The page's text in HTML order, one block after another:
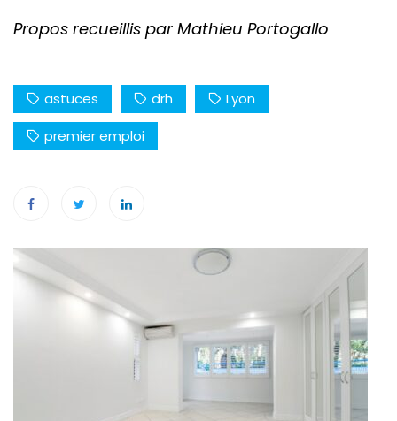
Propos recueillis par Mathieu Portogallo
astuces drh
Lyon
premier emploi
Navigation
de
l’article